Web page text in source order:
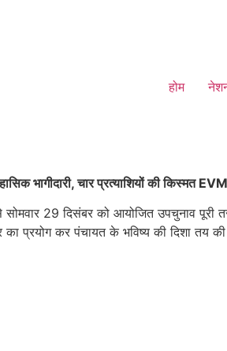
होम
भागीदारी, चार प्रत्याशियों की किस्मत
29 दिसंबर को आयोजित उपचुनाव पूरी
प्रयोग कर पंचायत के भविष्य की दिशा तय